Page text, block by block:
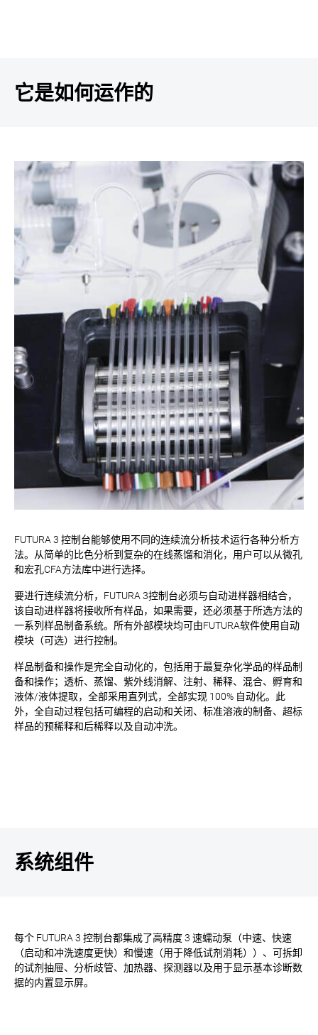
它是如何运作的
FUTURA 3 控制台能够使用不同的连续流分析技术运行各种分析方
法。从简单的比色分析到复杂的在线蒸馏和消化，用户可以从微孔
和宏孔CFA方法库中进行选择。
要进行连续流分析，FUTURA 3控制台必须与自动进样器相结合，
该自动进样器将接收所有样品，如果需要，还必须基于所选方法的
一系列样品制备系统。所有外部模块均可由FUTURA软件使用自动
模块（可选）进行控制。
样品制备和操作是完全自动化的，包括用于最复杂化学品的样品制
备和操作；透析、蒸馏、紫外线消解、注射、稀释、混合、孵育和
液体/液体提取，全部采用直列式，全部实现 100% 自动化。此
外，全自动过程包括可编程的启动和关闭、标准溶液的制备、超标
样品的预稀释和后稀释以及自动冲洗。
系统组件
每个 FUTURA 3 控制台都集成了高精度 3 速蠕动泵（中速、快速
（启动和冲洗速度更快）和慢速（用于降低试剂消耗））、可拆卸
的试剂抽屉、分析歧管、加热器、探测器以及用于显示基本诊断数
据的内置显示屏。